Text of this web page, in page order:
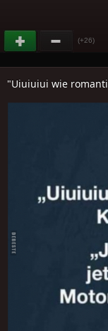
(+26)
"Uiuiuiui wie